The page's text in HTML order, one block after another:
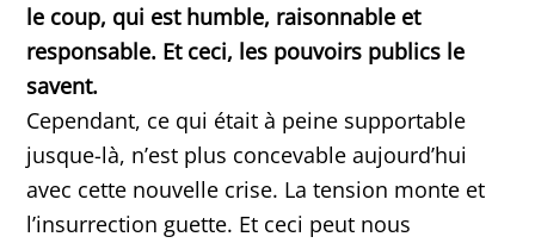
le coup, qui est humble, raisonnable et
responsable. Et ceci, les pouvoirs publics le
savent.
Cependant, ce qui était à peine supportable
jusque-là, n’est plus concevable aujourd’hui
avec cette nouvelle crise. La tension monte et
l’insurrection guette. Et ceci peut nous